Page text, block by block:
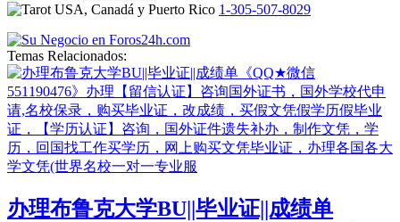
1-305-507-8029
Temas Relacionados:
办理布鲁克大学BU||毕业证||成绩单